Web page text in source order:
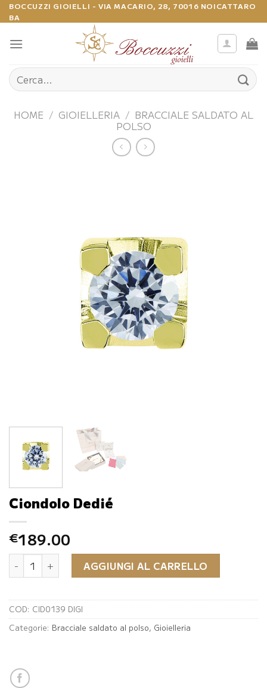
Salta
ai
contenuti
BOCCUZZI GIOIELLI - VIA MACARIO, 28, 70016 NOICATTARO
BA
Cerca:
HOME / GIOIELLERIA / BRACCIALE SALDATO AL
POLSO
Ciondolo Dedié
€189.00
Ciondolo Dedié quantitàAGGIUNGI AL CARRELLO
COD: CID0139 DIGI
Categorie: Bracciale saldato al polso, Gioielleria